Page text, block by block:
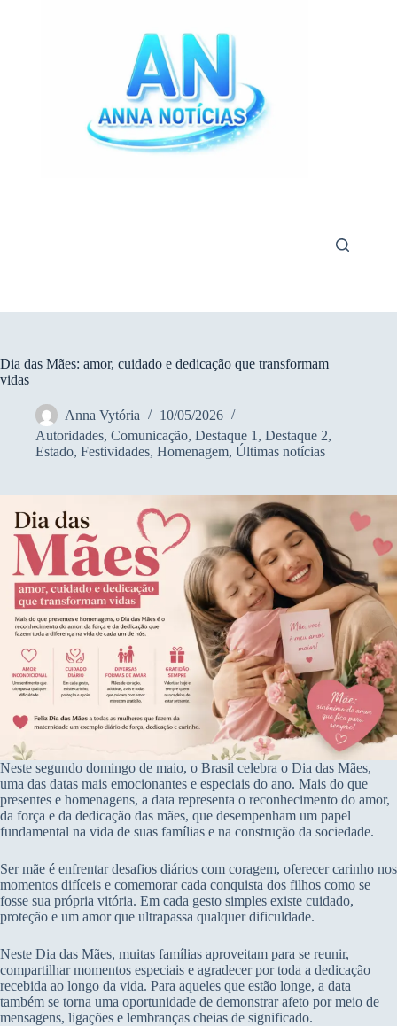
Dia das Mães: amor, cuidado e dedicação que transformam
vidas
Anna Vytória
10/05/2026
Autoridades, Comunicação, Destaque 1 , Destaque 2,
Estado, Festividades, Homenagem, Últimas notícias
Neste segundo domingo de maio, o Brasil celebra o Dia das Mães,
uma das datas mais emocionantes e especiais do ano. Mais do que
presentes e homenagens, a data representa o reconhecimento do amor,
da força e da dedicação das mães, que desempenham um papel
fundamental na vida de suas famílias e na construção da sociedade.
Ser mãe é enfrentar desafios diários com coragem, oferecer carinho nos
momentos difíceis e comemorar cada conquista dos filhos como se
fosse sua própria vitória. Em cada gesto simples existe cuidado,
proteção e um amor que ultrapassa qualquer dificuldade.
Neste Dia das Mães, muitas famílias aproveitam para se reunir,
compartilhar momentos especiais e agradecer por toda a dedicação
recebida ao longo da vida. Para aqueles que estão longe, a data
também se torna uma oportunidade de demonstrar afeto por meio de
mensagens, ligações e lembranças cheias de significado.